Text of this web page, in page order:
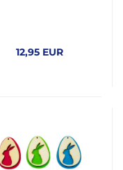
12,95 EUR